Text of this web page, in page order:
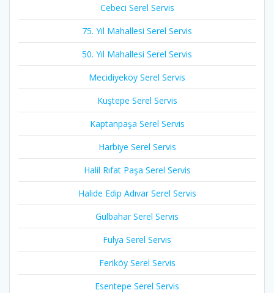
Cebeci Serel Servis
75. Yıl Mahallesi Serel Servis
50. Yıl Mahallesi Serel Servis
Mecidiyeköy Serel Servis
Kuştepe Serel Servis
Kaptanpaşa Serel Servis
Harbiye Serel Servis
Halil Rıfat Paşa Serel Servis
Halide Edip Adıvar Serel Servis
Gülbahar Serel Servis
Fulya Serel Servis
Feriköy Serel Servis
Esentepe Serel Servis